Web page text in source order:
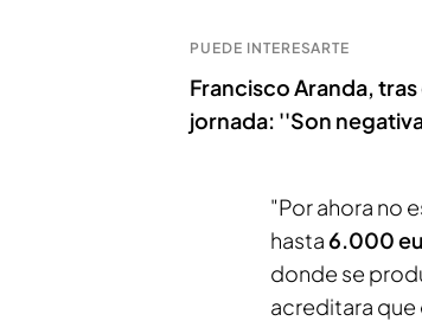
PUEDE INTERESARTE
Francisco Aranda,
jornada: ''Son
"Por ahora no
hasta 6.000
donde se
acreditara que